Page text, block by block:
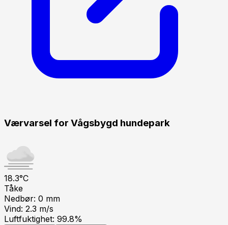
Værvarsel for Vågsbygd hundepark
18.3°C
Tåke
Nedbør: 0 mm
Vind: 2.3 m/s
Luftfuktighet: 99.8%